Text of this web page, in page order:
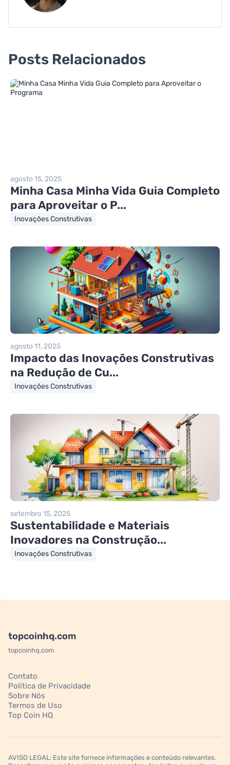
Posts Relacionados
agosto 15, 2025
Minha Casa Minha Vida Guia Completo
para Aproveitar o P...
Inovações Construtivas
agosto 11, 2025
Impacto das Inovações Construtivas
na Redução de Cu...
Inovações Construtivas
setembro 15, 2025
Sustentabilidade e Materiais
Inovadores na Construção...
Inovações Construtivas
topcoinhq.com
topcoinhq.com
Contato
Política de Privacidade
Sobre Nós
Termos de Uso
Top Coin HQ
AVISO LEGAL: Este site fornece informações e conteúdo relevantes.